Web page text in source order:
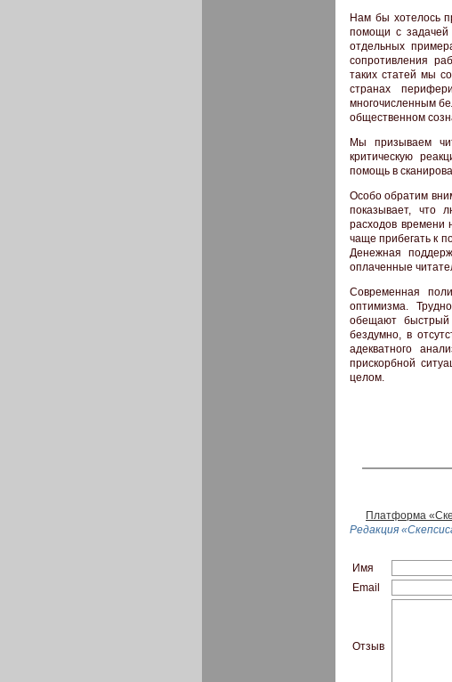
Нам бы хотелось
помощи с
отдельных
сопротивления
таких статей мы
странах
многочисленным
общественном
Мы призываем
критическую
помощь в
Особо обратим
показывает, что
расходов времени
чаще прибегать к
Денежная
оплаченные
Современная
оптимизма.
обещают быстрый
бездумно, в
адекватного
прискорбной
целом.
Платформа
Редакция
Имя
Email
Отзыв